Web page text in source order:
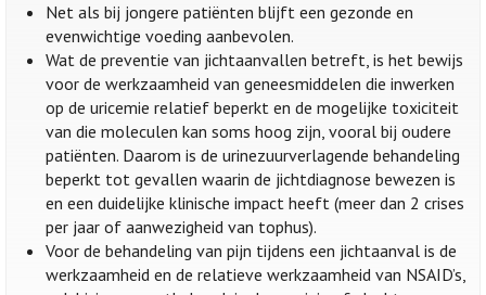
Net als bij jongere patiënten blijft een gezonde en
evenwichtige voeding aanbevolen.
Wat de preventie van jichtaanvallen betreft, is het bewijs
voor de werkzaamheid van geneesmiddelen die inwerken
op de uricemie relatief beperkt en de mogelijke toxiciteit
van die moleculen kan soms hoog zijn, vooral bij oudere
patiënten. Daarom is de urinezuurverlagende behandeling
beperkt tot gevallen waarin de jichtdiagnose bewezen is
en een duidelijke klinische impact heeft (meer dan 2 crises
per jaar of aanwezigheid van tophus).
Voor de behandeling van pijn tijdens een jichtaanval is de
werkzaamheid en de relatieve werkzaamheid van NSAID’s,